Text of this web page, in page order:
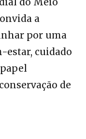
a
por uma
estar, cuidado
de